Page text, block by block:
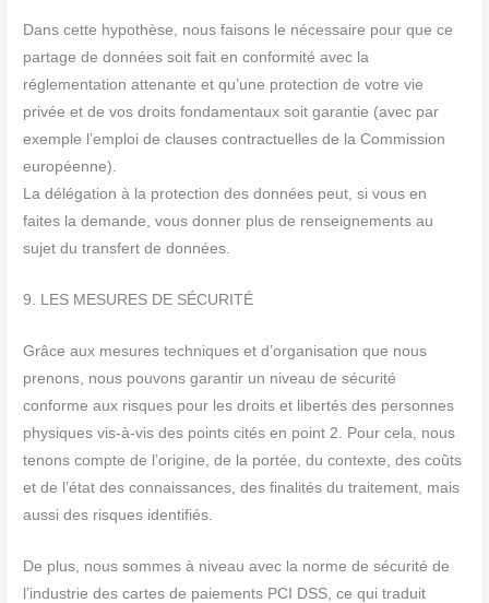
Dans cette hypothèse, nous faisons le nécessaire pour que ce
partage de données soit fait en conformité avec la
réglementation attenante et qu’une protection de votre vie
privée et de vos droits fondamentaux soit garantie (avec par
exemple l’emploi de clauses contractuelles de la Commission
européenne).
La délégation à la protection des données peut, si vous en
faites la demande, vous donner plus de renseignements au
sujet du transfert de données.
9. LES MESURES DE SÉCURITÉ
Grâce aux mesures techniques et d’organisation que nous
prenons, nous pouvons garantir un niveau de sécurité
conforme aux risques pour les droits et libertés des personnes
physiques vis-à-vis des points cités en point 2. Pour cela, nous
tenons compte de l’origine, de la portée, du contexte, des coûts
et de l’état des connaissances, des finalités du traitement, mais
aussi des risques identifiés.
De plus, nous sommes à niveau avec la norme de sécurité de
l’industrie des cartes de paiements PCI DSS, ce qui traduit